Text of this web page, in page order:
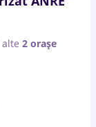
2 orașe